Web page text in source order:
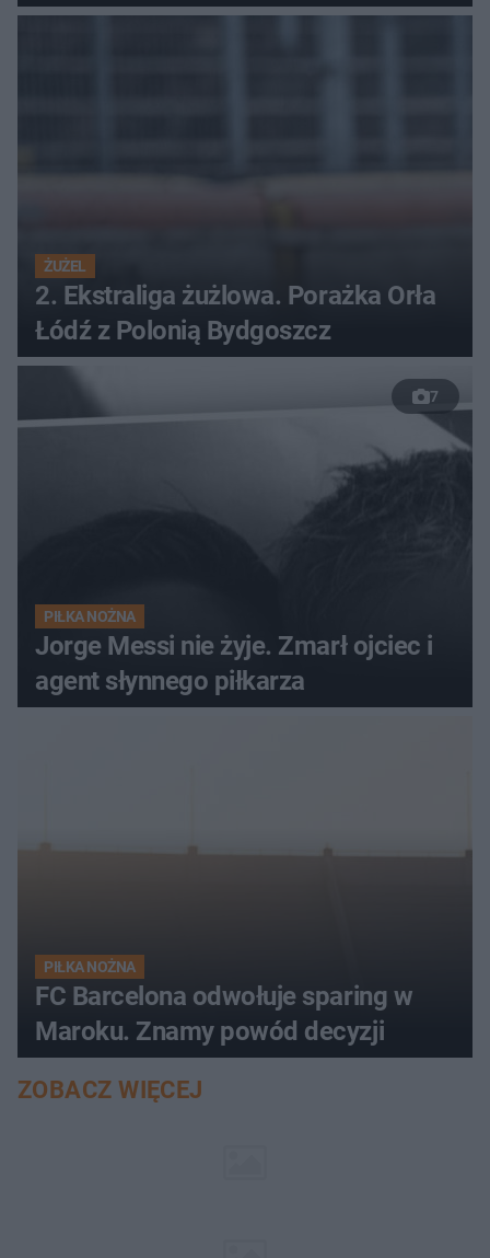
ŻUŻEL
2. Ekstraliga żużlowa. Porażka Orła
Łódź z Polonią Bydgoszcz
7
PIŁKA NOŻNA
Jorge Messi nie żyje. Zmarł ojciec i
agent słynnego piłkarza
PIŁKA NOŻNA
FC Barcelona odwołuje sparing w
Maroku. Znamy powód decyzji
ZOBACZ WIĘCEJ